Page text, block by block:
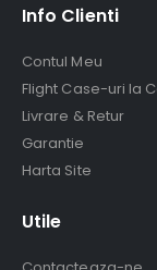
Info Clienti
Contul Meu
Flight Case-uri la
Livrare & Retur
Garantie
Harta Site
Utile